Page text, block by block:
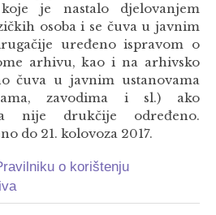
je nastalo djelovanjem
osoba i se čuva u javnim
uređeno ispravom o
arhivu, kao i na arhivsko
čuva u javnim ustanovama
zavodima i sl.) ako
nije drukčije određeno.
do 21. kolovoza 2017.
o korištenju